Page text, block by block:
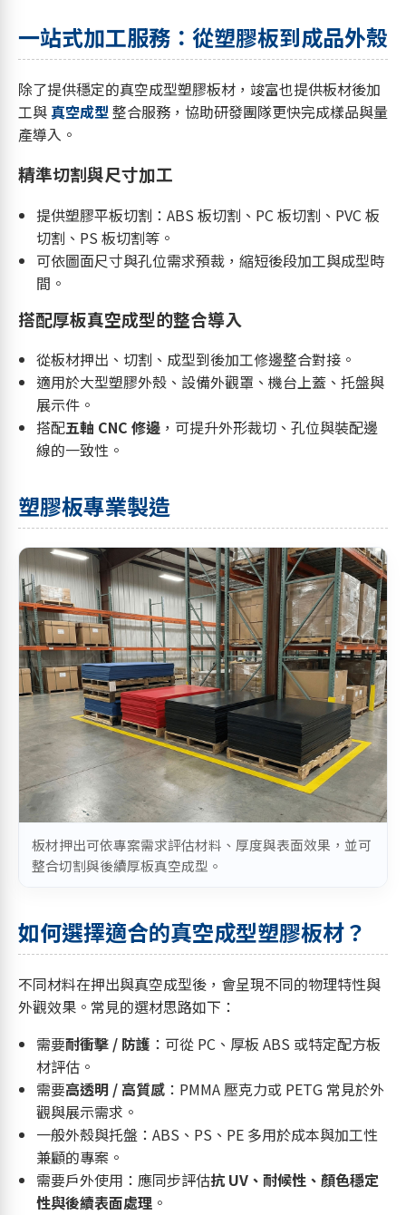
一站式加工服務：從塑膠板到成品外殼
除了提供穩定的真空成型塑膠板材，竣富也提供板材後加
工與真空成型整合服務，協助研發團隊更快完成樣品與量
產導入。
精準切割與尺寸加工
提供塑膠平板切割：ABS 板切割、PC 板切割、PVC 板
切割、PS 板切割等。
可依圖面尺寸與孔位需求預裁，縮短後段加工與成型時
間。
搭配厚板真空成型的整合導入
從板材押出、切割、成型到後加工修邊整合對接。
適用於大型塑膠外殼、設備外觀罩、機台上蓋、托盤與
展示件。
搭配五軸 CNC 修邊 ，可提升外形裁切、孔位與裝配邊
線的一致性。
塑膠板專業製造
板材押出可依專案需求評估材料、厚度與表面效果，並可
整合切割與後續厚板真空成型。
如何選擇適合的真空成型塑膠板材？
不同材料在押出與真空成型後，會呈現不同的物理特性與
外觀效果。常見的選材思路如下：
需要耐衝擊 / 防護 ：可從 PC、厚板 ABS 或特定配方板
材評估。
需要高透明 / 高質感 ：PMMA 壓克力或 PETG 常見於外
觀與展示需求。
一般外殼與托盤：ABS、PS、PE 多用於成本與加工性
兼顧的專案。
需要戶外使用：應同步評估抗 UV、耐候性、顏色穩定
性與後續表面處理 。